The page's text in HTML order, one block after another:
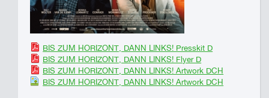
BIS ZUM HORIZONT, DANN LINKS! Presskit D
BIS ZUM HORIZONT, DANN LINKS! Flyer D
BIS ZUM HORIZONT, DANN LINKS! Artwork DCH
BIS ZUM HORIZONT, DANN LINKS! Artwork DCH